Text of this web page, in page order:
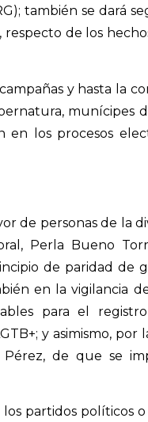
también se dará
de los
y hasta la
munícipes
los procesos
de personas de la
Perla Bueno
de paridad de
en la vigilancia
para el
y asimismo, por
de que se
partidos políticos o